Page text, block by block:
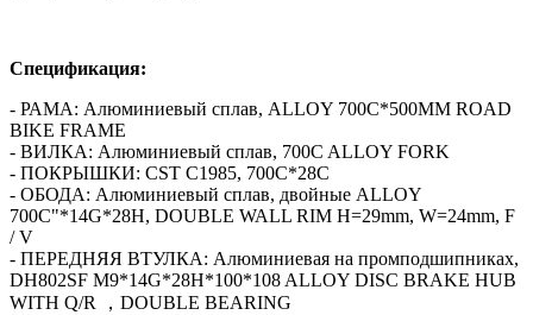
Спецификация:
- РАМА: Алюминиевый сплав, ALLOY 700C*500MM ROAD
BIKE FRAME
- ВИЛКА: Алюминиевый сплав, 700C ALLOY FORK
- ПОКРЫШКИ: CST C1985, 700C*28C
- ОБОДА: Алюминиевый сплав, двойные ALLOY
700C"*14G*28H, DOUBLE WALL RIM H=29mm, W=24mm, F
/ V
- ПЕРЕДНЯЯ ВТУЛКА: Алюминиевая на промподшипниках,
DH802SF M9*14G*28H*100*108 ALLOY DISC BRAKE HUB
WITH Q/R ，DOUBLE BEARING